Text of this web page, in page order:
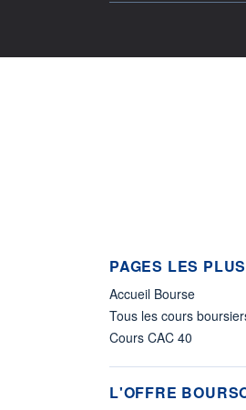
PAGES LES
Accueil Bourse
Tous les cours
Cours CAC 40
L'OFFRE